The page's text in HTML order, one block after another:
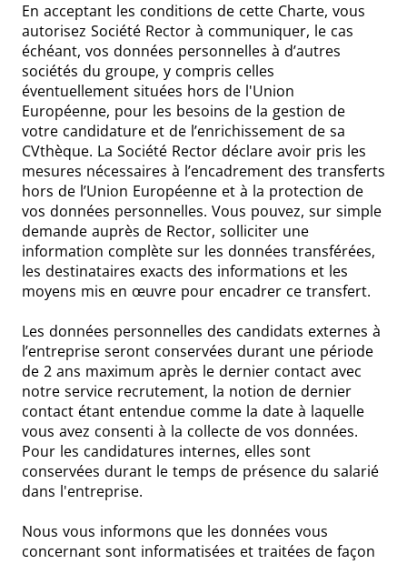
En acceptant les conditions de cette Charte, vous
autorisez Société Rector à communiquer, le cas
échéant, vos données personnelles à d’autres
sociétés du groupe, y compris celles
éventuellement situées hors de l'Union
Européenne, pour les besoins de la gestion de
votre candidature et de l’enrichissement de sa
CVthèque. La Société Rector déclare avoir pris les
mesures nécessaires à l’encadrement des transferts
hors de l’Union Européenne et à la protection de
vos données personnelles. Vous pouvez, sur simple
demande auprès de Rector, solliciter une
information complète sur les données transférées,
les destinataires exacts des informations et les
moyens mis en œuvre pour encadrer ce transfert.
Les données personnelles des candidats externes à
l’entreprise seront conservées durant une période
de 2 ans maximum après le dernier contact avec
notre service recrutement, la notion de dernier
contact étant entendue comme la date à laquelle
vous avez consenti à la collecte de vos données.
Pour les candidatures internes, elles sont
conservées durant le temps de présence du salarié
dans l'entreprise.
Nous vous informons que les données vous
concernant sont informatisées et traitées de façon